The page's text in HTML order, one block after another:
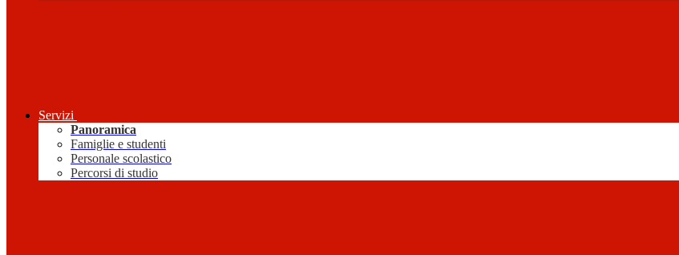
Servizi
Panoramica
Famiglie e studenti
Personale scolastico
Percorsi di studio